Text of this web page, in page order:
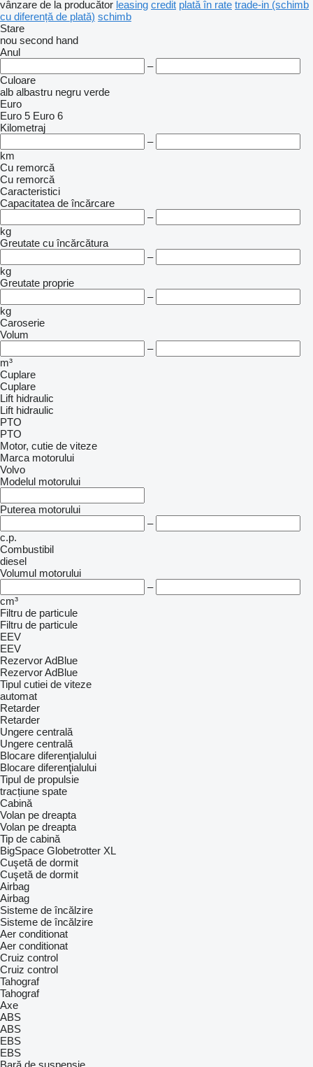
vânzare de la producător leasing credit plată în rate trade-in (schimb
cu diferență de plată) schimb
Stare
nou second hand
Anul
–
Culoare
alb albastru negru verde
Euro
Euro 5 Euro 6
Kilometraj
–
km
Cu remorcă
Cu remorcă
Caracteristici
Capacitatea de încărcare
–
kg
Greutate cu încărcătura
–
kg
Greutate proprie
–
kg
Caroserie
Volum
–
m³
Cuplare
Cuplare
Lift hidraulic
Lift hidraulic
PTO
PTO
Motor, cutie de viteze
Marca motorului
Volvo
Modelul motorului
Puterea motorului
–
c.p.
Combustibil
diesel
Volumul motorului
–
cm³
Filtru de particule
Filtru de particule
EEV
EEV
Rezervor AdBlue
Rezervor AdBlue
Tipul cutiei de viteze
automat
Retarder
Retarder
Ungere centrală
Ungere centrală
Blocare diferenţialului
Blocare diferenţialului
Tipul de propulsie
tracțiune spate
Cabină
Volan pe dreapta
Volan pe dreapta
Tip de cabină
BigSpace Globetrotter XL
Cuşetă de dormit
Cuşetă de dormit
Airbag
Airbag
Sisteme de încălzire
Sisteme de încălzire
Aer conditionat
Aer conditionat
Cruiz control
Cruiz control
Tahograf
Tahograf
Axe
ABS
ABS
EBS
EBS
Bară de suspensie